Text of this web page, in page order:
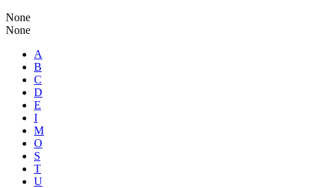
None
None
A
B
C
D
E
I
M
O
S
T
U